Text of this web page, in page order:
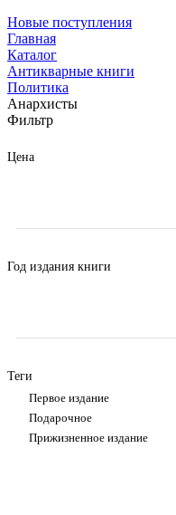
Новые поступления
Главная
Каталог
Антикварные книги
Политика
Анархисты
Фильтр
Цена
Год издания книги
Теги
первое издание
подарочное
прижизненное издание